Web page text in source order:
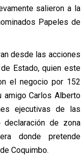
salieron a la
Papeles de
desde las acciones
Estado, quien este
el negocio por 152
amigo Carlos Alberto
ejecutivas de las
de zona
donde pretende
Coquimbo.